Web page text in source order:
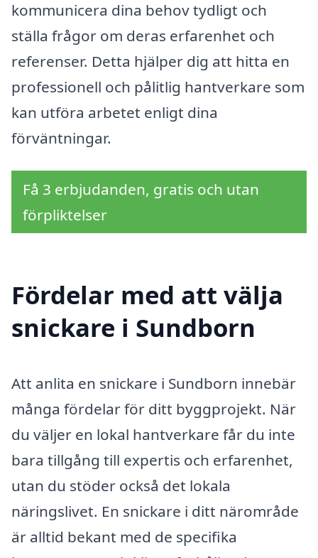
kommunicera dina behov tydligt och
ställa frågor om deras erfarenhet och
referenser. Detta hjälper dig att hitta en
professionell och pålitlig hantverkare som
kan utföra arbetet enligt dina
förväntningar.
Få 3 erbjudanden, gratis och utan
förpliktelser
Fördelar med att välja
snickare i Sundborn
Att anlita en snickare i Sundborn innebär
många fördelar för ditt byggprojekt. När
du väljer en lokal hantverkare får du inte
bara tillgång till expertis och erfarenhet,
utan du stöder också det lokala
näringslivet. En snickare i ditt närområde
är alltid bekant med de specifika